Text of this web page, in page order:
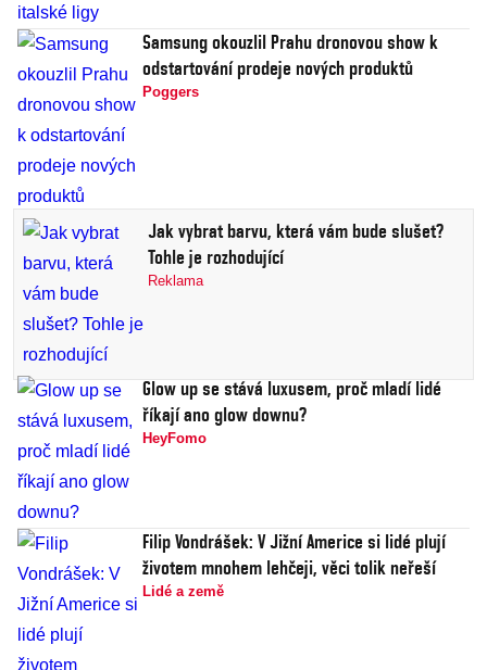
Samsung okouzlil Prahu dronovou show k
odstartování prodeje nových produktů
Poggers
Jak vybrat barvu, která vám bude slušet?
Tohle je rozhodující
Reklama
Glow up se stává luxusem, proč mladí lidé
říkají ano glow downu?
HeyFomo
Filip Vondrášek: V Jižní Americe si lidé plují
životem mnohem lehčeji, věci tolik neřeší
Lidé a země